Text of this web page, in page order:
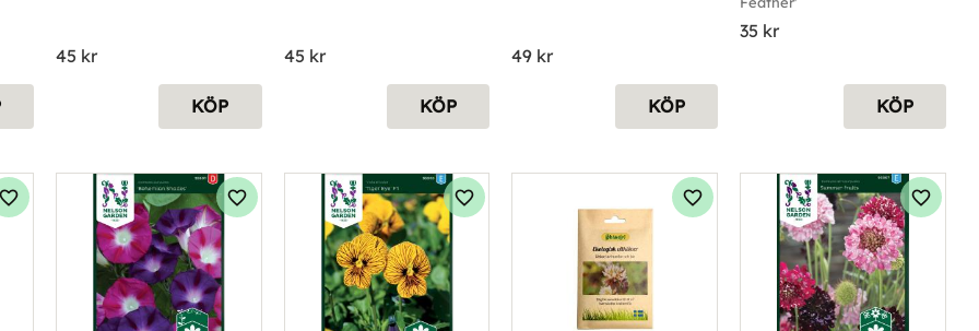
45 kr
KÖP
45 kr
KÖP
49 kr
KÖP
35 kr
KÖP
Lägg till i favoriter Lägg till i favoriter Lägg till i favoriter Lägg till i favoriter Lägg